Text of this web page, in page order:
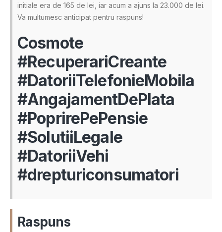
initiale era de 165 de lei, iar acum a ajuns la 23.000 de lei.
Va multumesc anticipat pentru raspuns!
Cosmote
#RecuperariCreante
#DatoriiTelefonieMobila
#AngajamentDePlata
#PoprirePePensie
#SolutiiLegale
#DatoriiVehi
#drepturiconsumatori
Raspuns